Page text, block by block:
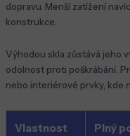
dopravu. Menší zatížení
konstrukce.
Výhodou skla zůstává jeho
odolnost proti poškrábání.
nebo interiérové prvky, kde
Vlastnost Plný